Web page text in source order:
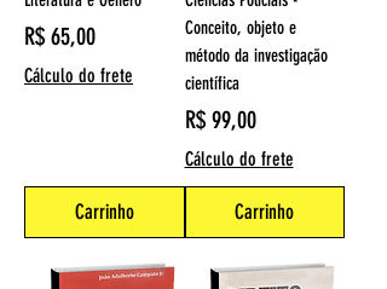
Preço
R$ 65,00
Cálculo do frete
Carrinho
Conceito, objeto e
método da investigação
científica
Preço
R$ 99,00
Cálculo do frete
Carrinho